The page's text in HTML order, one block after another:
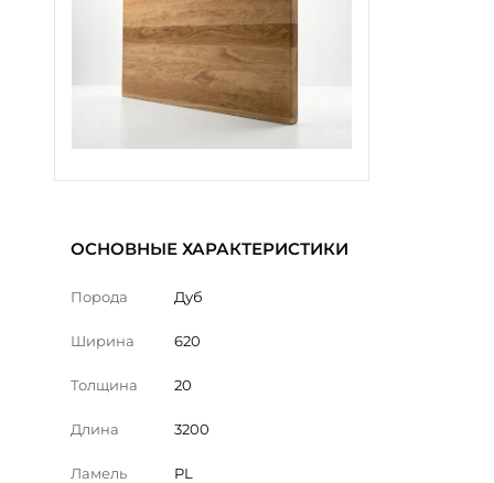
ОСНОВНЫЕ ХАРАКТЕРИСТИКИ
Порода Дуб
Ширина 620
Толщина 20
Длина 3200
Ламель PL